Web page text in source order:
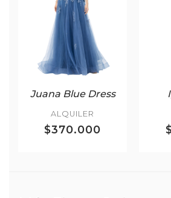
Juana Blue Dress
ALQUILER
$370.000